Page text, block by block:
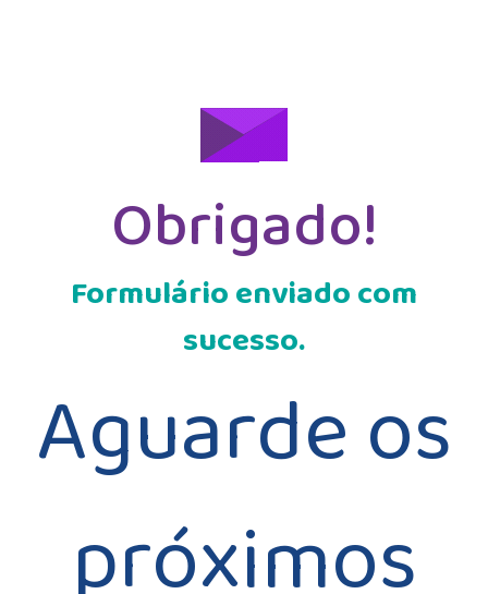
Obrigado!
Formulário enviado com
sucesso.
Aguarde os
próximos